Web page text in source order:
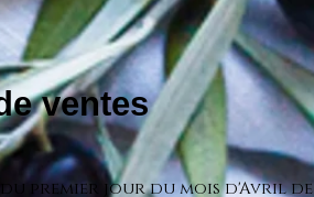
ventes
premier jour du mois d'Avril de